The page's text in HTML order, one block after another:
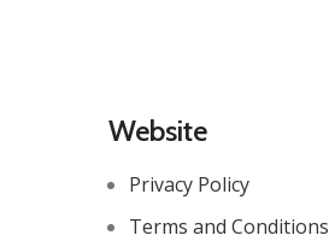
Website
Privacy Policy
Terms and Conditions